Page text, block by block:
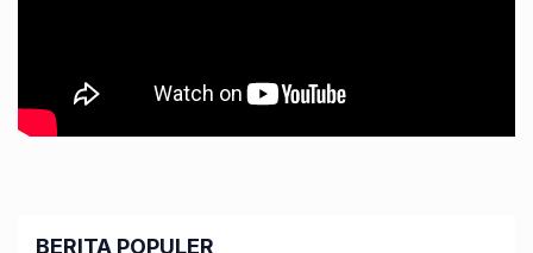
BERITA POPULER